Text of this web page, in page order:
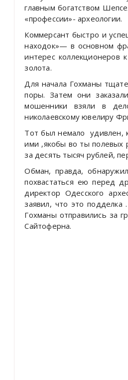
главным богатством
«профессии»- археологии.
Коммерсант быстро и
находок»— в основном
интерес коллекционеров
золота.
Для начала Гохманы
поры. Затем они
мошенники взяли в
николаевскому ювелиру
Тот был немало удивлен,
ими ‚якобы во ты
за десять тысяч рублей,
Обман, правда,
похвастаться ею перед
директор Одесского
заявил, что это подделка
Гохманы отправились за
Сайтоферна.